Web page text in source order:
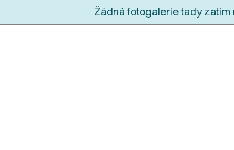
Žádná fotogalerie tady zatím